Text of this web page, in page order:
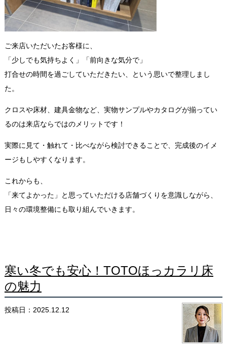
ご来店いただいたお客様に、
「少しでも気持ちよく」「前向きな気分で」
打合せの時間を過ごしていただきたい、という思いで整理しまし
た。
クロスや床材、建具金物など、 実物サンプルやカタログが揃ってい
るのは来店ならではのメリットです！
実際に見て・触れて・比べながら検討できることで、 完成後のイメ
ージもしやすくなります。
これからも、
「来てよかった」と思っていただける店舗づくり を意識しながら、
日々の環境整備にも取り組んでいきます。
寒い冬でも安心！TOTOほっカラリ床
の魅力
投稿日：2025.12.12